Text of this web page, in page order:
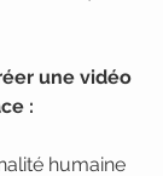
une vidéo
:
humaine